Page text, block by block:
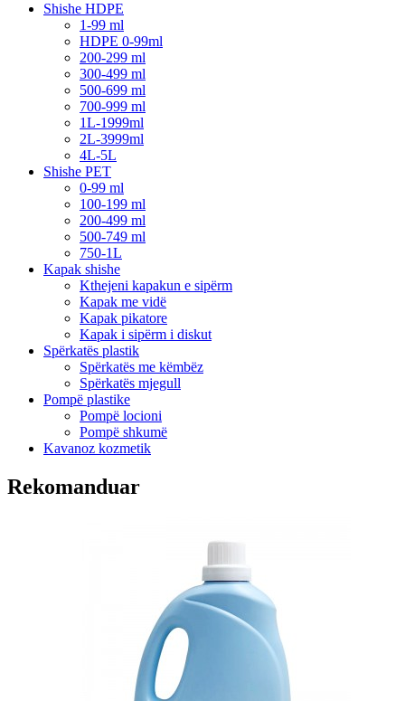
Shishe HDPE
1-99 ml
HDPE 0-99ml
200-299 ml
300-499 ml
500-699 ml
700-999 ml
1L-1999ml
2L-3999ml
4L-5L
Shishe PET
0-99 ml
100-199 ml
200-499 ml
500-749 ml
750-1L
Kapak shishe
Kthejeni kapakun e sipërm
Kapak me vidë
Kapak pikatore
Kapak i sipërm i diskut
Spërkatës plastik
Spërkatës me këmbëz
Spërkatës mjegull
Pompë plastike
Pompë locioni
Pompë shkumë
Kavanoz kozmetik
Rekomanduar